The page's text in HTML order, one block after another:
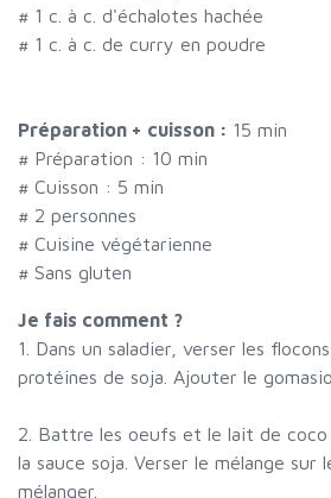
# 1 c. à c. d'échalotes hachée
# 1 c. à c. de curry en poudre
Préparation + cuisson : 15 min
# Préparation : 10 min
# Cuisson : 5 min
# 2 personnes
# Cuisine végétarienne
# Sans gluten
Je fais comment ?
1. Dans un saladier, verser les
protéines de soja. Ajouter le
2. Battre les oeufs et le lait de coco
la sauce soja. Verser le mélange sur
mélanger.